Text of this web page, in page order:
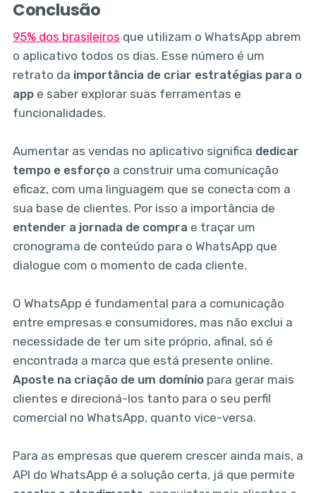
Conclusão
95% dos brasileiros que utilizam o WhatsApp abrem
o aplicativo todos os dias. Esse número é um
retrato da importância de criar estratégias para o
appe saber explorar suas ferramentas e
funcionalidades.
Aumentar as vendas no aplicativo significa dedicar
tempo e esforçoa construir uma comunicação
eficaz, com uma linguagem que se conecta com a
sua base de clientes. Por isso a importância de
entender a jornada de compra e traçar um
cronograma de conteúdo para o WhatsApp que
dialogue com o momento de cada cliente.
O WhatsApp é fundamental para a comunicação
entre empresas e consumidores, mas não exclui a
necessidade de ter um site próprio, afinal, só é
encontrada a marca que está presente online.
Aposte na criação de um domíniopara gerar mais
clientes e direcioná-los tanto para o seu perfil
comercial no WhatsApp, quanto vice-versa.
Para as empresas que querem crescer ainda mais, a
API do WhatsApp é a solução certa, já que permite